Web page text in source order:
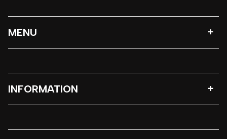
MENU
INFORMATION